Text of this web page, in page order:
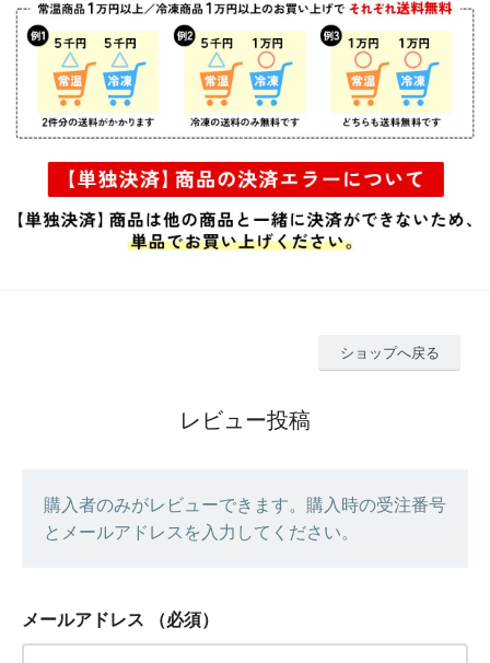
ショップへ戻る
レビュー投稿
購入者のみがレビューできます。購入時の受注番号
とメールアドレスを入力してください。
メールアドレス （必須）